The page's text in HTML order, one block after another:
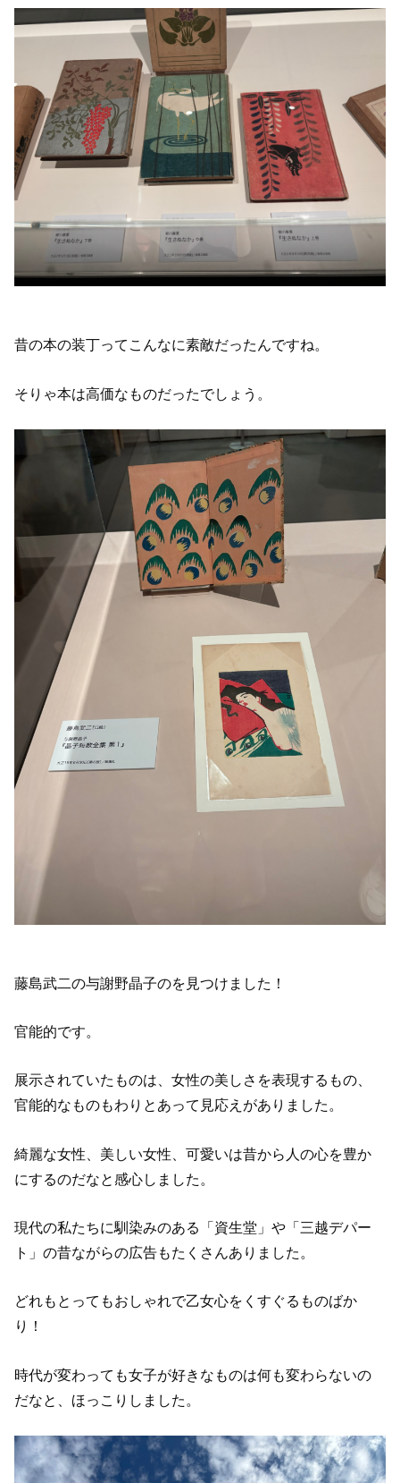
昔の本の装丁ってこんなに素敵だったんですね。
そりゃ本は高価なものだったでしょう。
藤島武二の与謝野晶子のを見つけました！
官能的です。
展示されていたものは、女性の美しさを表現するもの、
官能的なものもわりとあって見応えがありました。
綺麗な女性、美しい女性、可愛いは昔から人の心を豊か
にするのだなと感心しました。
現代の私たちに馴染みのある「資生堂」や「三越デパー
ト」の昔ながらの広告もたくさんありました。
どれもとってもおしゃれで乙女心をくすぐるものばか
り！
時代が変わっても女子が好きなものは何も変わらないの
だなと、ほっこりしました。